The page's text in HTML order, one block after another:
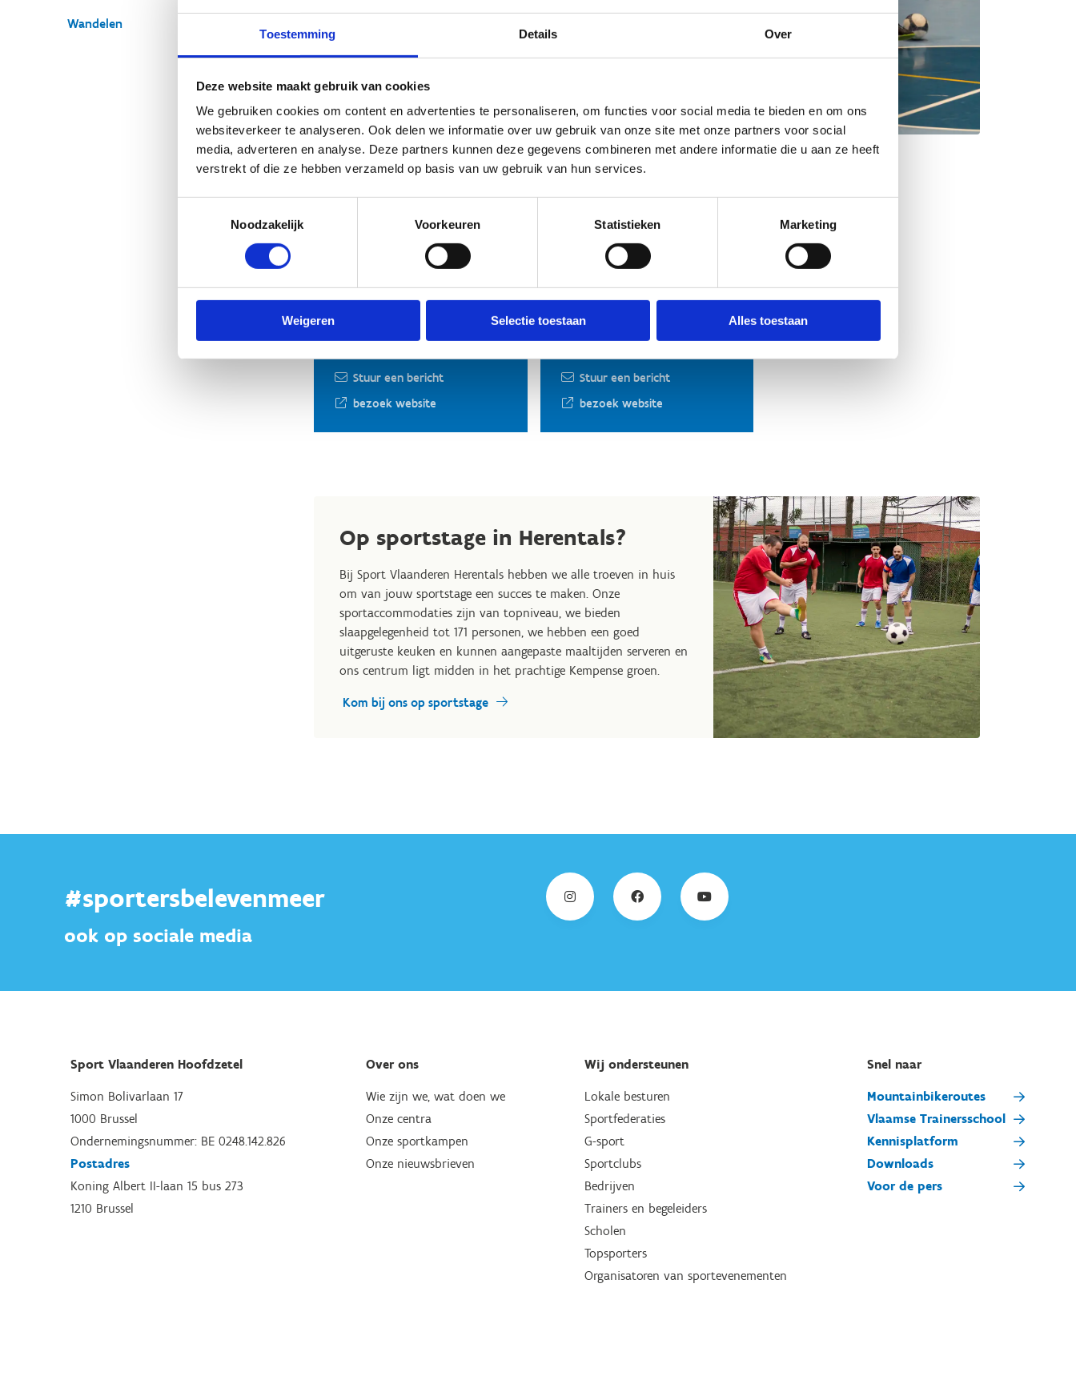
Toestemming Details Over
Deze website maakt gebruik van cookies
We gebruiken cookies om content en advertenties te personaliseren, om functies voor social media te bieden en om ons
websiteverkeer te analyseren. Ook delen we informatie over uw gebruik van onze site met onze partners voor social
media, adverteren en analyse. Deze partners kunnen deze gegevens combineren met andere informatie die u aan ze heeft
verstrekt of die ze hebben verzameld op basis van uw gebruik van hun services.
Noodzakelijk
Voorkeuren Statistieken Marketing
Weigeren Selectie toestaan Alles toestaan
Wandelen
Wil je graag kunnen voetballen als een pro? Check ons aanbod
sportlessen, er zit vast iets voor jou tussen. Of sluit je aan bij
Actieve clubs
KKSVHO –
Scheidsrechters
Stijn Claessens
Stuur een bericht
bezoek website
Real Elmos –
Zaalvoetbal
Andy Hermans
Stuur een bericht
bezoek website
Op sportstage in Herentals?
Bij Sport Vlaanderen Herentals hebben we alle troeven in huis
om van jouw sportstage een succes te maken. Onze
sportaccommodaties zijn van topniveau, we bieden
slaapgelegenheid tot 171 personen, we hebben een goed
uitgeruste keuken en kunnen aangepaste maaltijden serveren en
ons centrum ligt midden in het prachtige Kempense groen.
Kom bij ons op sportstage
#sportersbelevenmeer
ook op sociale media
Sport Vlaanderen Hoofdzetel
Simon Bolivarlaan 17
1000 Brussel
Ondernemingsnummer: BE 0248.142.826
Postadres
Koning Albert II-laan 15 bus 273
1210 Brussel
Over ons
Wie zijn we, wat doen we
Onze centra
Onze sportkampen
Onze nieuwsbrieven
Wij ondersteunen
Lokale besturen
Sportfederaties
G-sport
Sportclubs
Bedrijven
Trainers en begeleiders
Scholen
Topsporters
Organisatoren van sportevenementen
Snel naar
Mountainbikeroutes
Vlaamse Trainersschool
Kennisplatform
Downloads
Voor de pers